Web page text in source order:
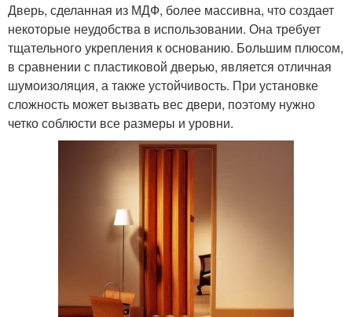
Дверь, сделанная из МДФ, более массивна, что создает
некоторые неудобства в использовании. Она требует
тщательного укрепления к основанию. Большим плюсом,
в сравнении с пластиковой дверью, является отличная
шумоизоляция, а также устойчивость. При установке
сложность может вызвать вес двери, поэтому нужно
четко соблюсти все размеры и уровни.